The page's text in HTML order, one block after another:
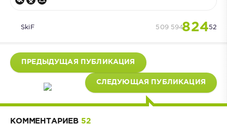
824
SkiF 52
509 594
ПРЕДЫДУЩАЯ ПУБЛИКАЦИЯ
СЛЕДУЮЩАЯ ПУБЛИКАЦИЯ
КОММЕНТАРИЕВ 52